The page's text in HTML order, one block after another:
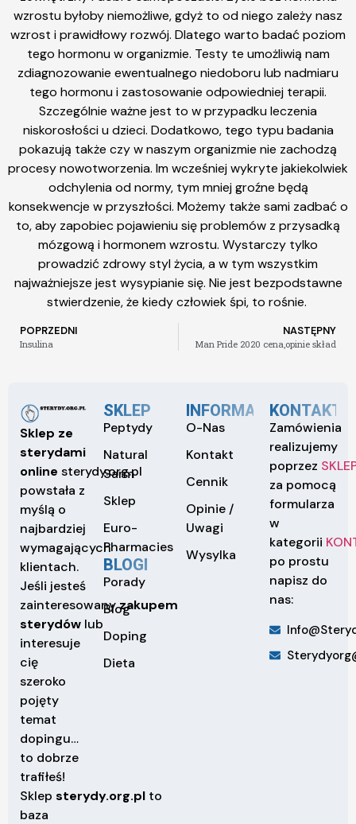
wzrostu byłoby niemożliwe, gdyż to od niego zależy nasz
wzrost i prawidłowy rozwój. Dlatego warto badać poziom
tego hormonu w organizmie. Testy te umożliwią nam
zdiagnozowanie ewentualnego niedoboru lub nadmiaru
tego hormonu i zastosowanie odpowiedniej terapii.
Szczególnie ważne jest to w przypadku leczenia
niskorosłości u dzieci. Dodatkowo, tego typu badania
pokazują także czy w naszym organizmie nie zachodzą
procesy nowotworzenia. Im wcześniej wykryte jakiekolwiek
odchylenia od normy, tym mniej groźne będą
konsekwencje w przyszłości. Możemy także sami zadbać o
to, aby zapobiec pojawieniu się problemów z przysadką
mózgową i hormonem wzrostu. Wystarczy tylko
prowadzić zdrowy styl życia, a w tym wszystkim
najważniejsze jest wysypianie się. Nie jest bezpodstawne
stwierdzenie, że kiedy człowiek śpi, to rośnie.
POPRZEDNI
Insulina
NASTĘPNY
Man Pride 2020 cena,opinie skład
Sklep ze
sterydami
online sterydy.org.pl
powstała z
myślą o
najbardziej
wymagających
klientach.
Jeśli jesteś
zainteresowanyzakupem
sterydów lub
interesuje
cię
szeroko
pojęty
temat
dopingu…
to dobrze
trafiłeś!
Sklep sterydy.org.pl to
baza
SKLEP
Peptydy
Natural
Sarm
Sklep
Euro-
Pharmacies
BLOGI
Porady
Blog
Doping
Dieta
INFORMACJE
O-Nas
Kontakt
Cennik
Opinie /
Uwagi
Wysylka
KONTAKT
Zamówienia
realizujemy
poprzez
za pomocą
formularza
w
kategorii
po prostu
napisz do
nas: